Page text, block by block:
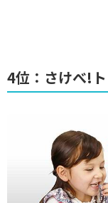
4位：さけべ!